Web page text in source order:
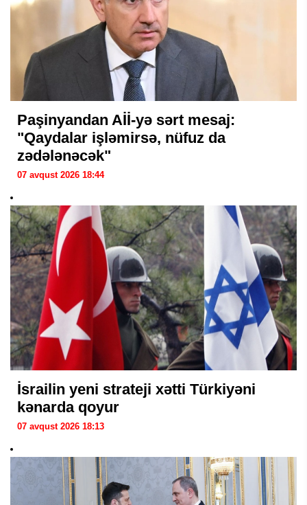
Paşinyandan Aİİ-yə sərt mesaj:
"Qaydalar işləmirsə, nüfuz da
zədələnəcək"
07 avqust 2026 18:44
İsrailin yeni strateji xətti Türkiyəni
kənarda qoyur
07 avqust 2026 18:13